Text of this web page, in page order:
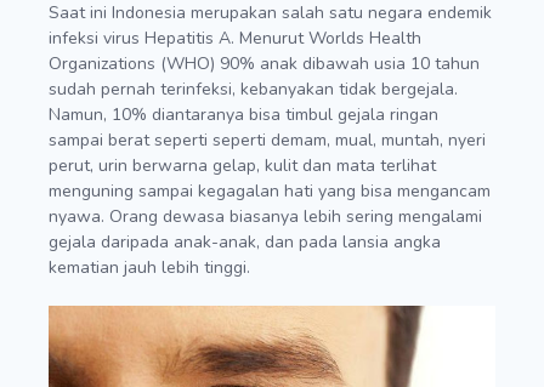
Saat ini Indonesia merupakan salah satu negara endemik
infeksi virus Hepatitis A. Menurut Worlds Health
Organizations (WHO) 90% anak dibawah usia 10 tahun
sudah pernah terinfeksi, kebanyakan tidak bergejala.
Namun, 10% diantaranya bisa timbul gejala ringan
sampai berat seperti seperti demam, mual, muntah, nyeri
perut, urin berwarna gelap, kulit dan mata terlihat
menguning sampai kegagalan hati yang bisa mengancam
nyawa. Orang dewasa biasanya lebih sering mengalami
gejala daripada anak-anak, dan pada lansia angka
kematian jauh lebih tinggi.